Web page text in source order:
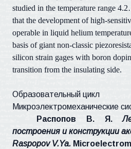
studied in the temperature range
that the development of high-
operable in liquid helium
basis of giant non-classic
silicon strain gages with boron
transition from the insulating side.
Образовательный цикл
Микроэлектромеханические
Распопов В. Я.
построения и конструкции
Raspopov V.Ya.